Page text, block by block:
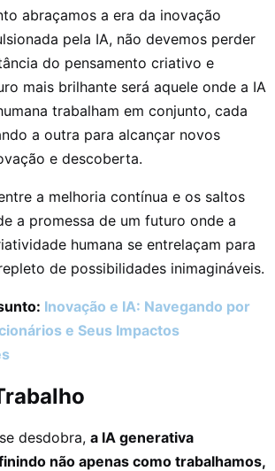
abraçamos a era da inovação
pela IA, não devemos perder
do pensamento criativo e
mais brilhante será aquele onde a IA
trabalham em conjunto, cada
a outra para alcançar novos
e descoberta.
a melhoria contínua e os saltos
a promessa de um futuro onde a
humana se entrelaçam para
de possibilidades inimagináveis.
Inovação e IA: Navegando por
e Seus Impactos
desdobra, a IA generativa
não apenas como trabalhamos,